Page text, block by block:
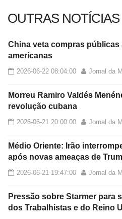
OUTRAS NOTÍCIAS
China veta compras públicas
americanas
2026-06-22 08:04:00 Jornal da
Morreu Ramiro Valdés
revolução cubana
2026-06-21 20:00:00 Jornal da
Médio Oriente: Irão
após novas ameaças de
2026-06-21 19:47:00 Jornal da
Pressão sobre Starmer para
dos Trabalhistas e do Reino